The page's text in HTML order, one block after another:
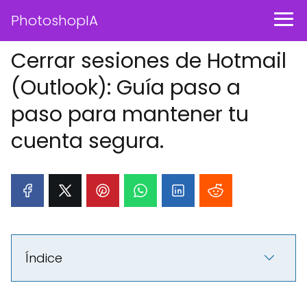
PhotoshopIA
Cerrar sesiones de Hotmail
(Outlook): Guía paso a
paso para mantener tu
cuenta segura.
Índice